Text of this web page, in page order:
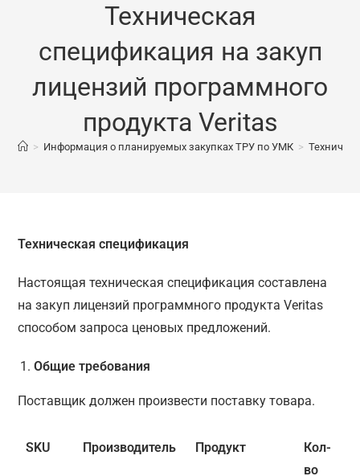
Техническая
спецификация на закуп
лицензий программного
продукта Veritas
> Информация о планируемых закупках ТРУ по УМК >
Техническая спецификация
Настоящая техническая спецификация составлена
на закуп лицензий программного продукта Veritas
способом запроса ценовых предложений.
Общие требования
Поставщик должен произвести поставку товара.
SKU Производитель Продукт
Кол-
во